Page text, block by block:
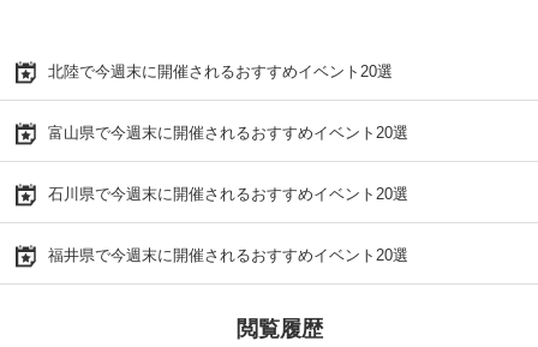
北陸で今週末に開催されるおすすめイベント20選
富山県で今週末に開催されるおすすめイベント20選
石川県で今週末に開催されるおすすめイベント20選
福井県で今週末に開催されるおすすめイベント20選
閲覧履歴